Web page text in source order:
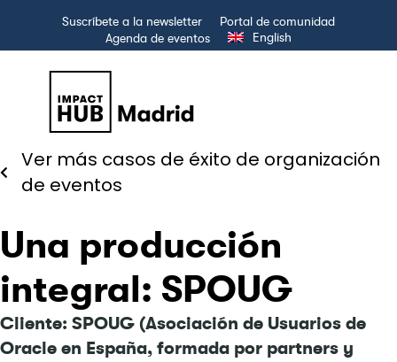
Suscríbete a la newsletter
Portal de comunidad
Agenda de eventos
English
Ver más casos de éxito de organización
de eventos
Una producción
integral: SPOUG
Cliente: SPOUG (Asociación de Usuarios de
Oracle en España, formada por partners y